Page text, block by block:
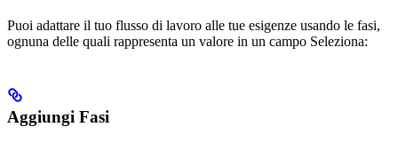
Puoi adattare il tuo flusso di lavoro alle tue esigenze usando le fasi,
ognuna delle quali rappresenta un valore in un campo Seleziona:
Aggiungi Fasi